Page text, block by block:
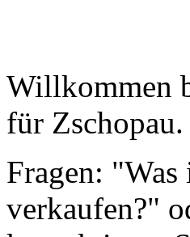
Willkommen
für Zschopau.
Fragen:
verkaufen?"